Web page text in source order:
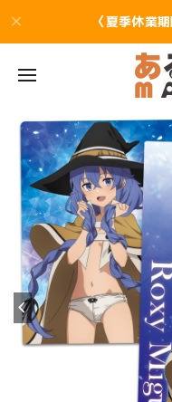
〈夏季休業